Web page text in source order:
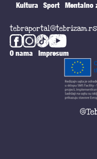
Kultura
Sport Mentalno
tebraportal@tebrizam.rs
O nama Impresum